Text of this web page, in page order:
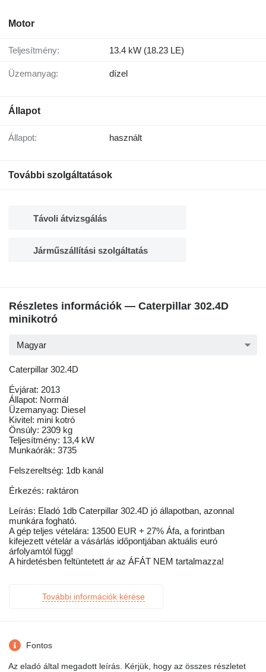
Motor
Teljesítmény: 13.4 kW (18.23 LE)
Üzemanyag: dízel
Állapot
Állapot: használt
További szolgáltatások
Távoli átvizsgálás
Járműszállítási szolgáltatás
Részletes információk — Caterpillar 302.4D
minikotró
Magyar
Caterpillar 302.4D
Évjárat: 2013
Állapot: Normál
Üzemanyag: Diesel
Kivitel: mini kotró
Önsúly: 2309 kg
Teljesítmény: 13,4 kW
Munkaórák: 3735
Felszereltség: 1db kanál
Érkezés: raktáron
Leírás: Eladó 1db Caterpillar 302.4D jó állapotban, azonnal
munkára fogható.
A gép teljes vételára: 13500 EUR + 27% Áfa, a forintban
kifejezett vételár a vásárlás időpontjában aktuális euró
árfolyamtól függ!
A hirdetésben feltüntetett ár az ÁFÁT NEM tartalmazza!
További információk kérése
Fontos
Az eladó által megadott leírás. Kérjük, hogy az összes részletet